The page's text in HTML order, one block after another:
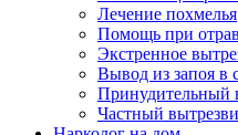
Лечение похмелья
Помощь при
Экстренное
Вывод из запоя в
Принудительный
Частный